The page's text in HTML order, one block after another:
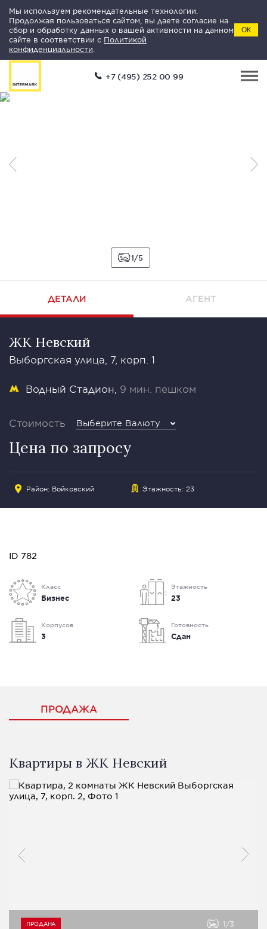
Мы используем рекомендательные технологии.
Продолжая пользоваться сайтом, вы даете согласие на
сбор и обработку данных о вашей активности на данном
сайте в соответствии с Политикой
конфиденциальности
ОК
+7 (495) 252 00 99
1 5
ДЕТАЛИ АГЕНТ
ЖК Невский
Выборгская улица, 7, корп. 1
Водный Стадион 9 мин. пешком
Стоимость Выберите Валюту
Цена по запросу
Район: Войковский Этажность: 23
ID 782
Класс
Бизнес
Этажность
23
Корпусов
3
Готовность
Сдан
ПРОДАЖА
Квартиры в ЖК Невский
ПРОДАНА 1 3